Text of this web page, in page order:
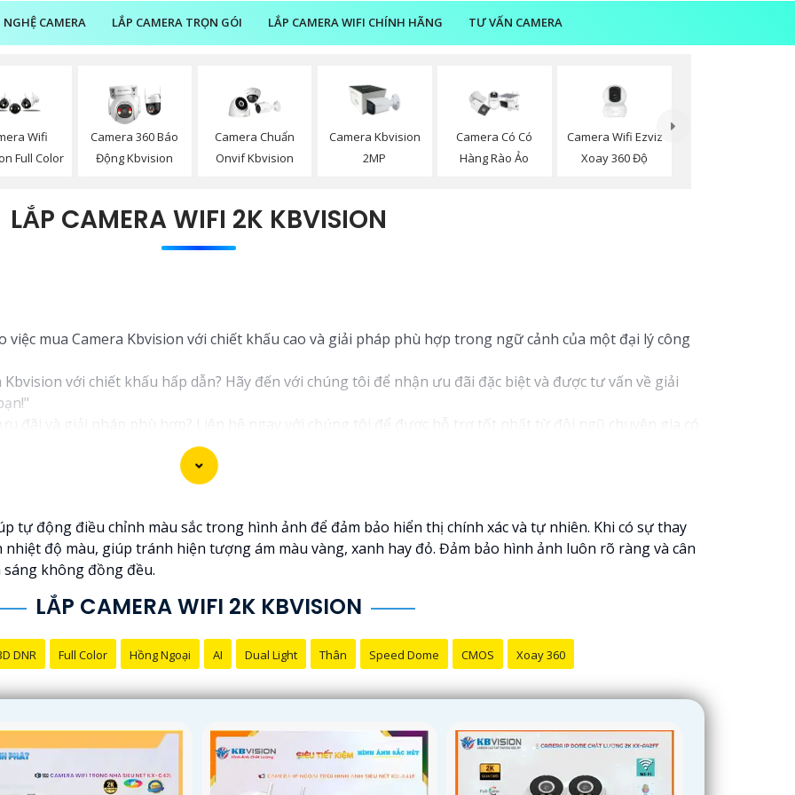
NGHỆ CAMERA LẮP CAMERA TRỌN GÓI LẮP CAMERA WIFI CHÍNH HÃNG TƯ VẤN CAMERA
Wifi
Full Color
Camera 360 Báo
Động Kbvision
Camera Chuẩn
Onvif Kbvision
Camera Kbvision
2MP
Camera Có Có
Hàng Rào Ảo
Camera Wifi Ezviz
Xoay 360 Độ
LẮP CAMERA WIFI 2K KBVISION
việc mua Camera Kbvision với chiết khấu cao và giải pháp phù hợp trong ngữ cảnh của một đại lý công
với chiết khấu hấp dẫn? Hãy đến với chúng tôi để nhận ưu đãi đặc biệt và được tư vấn về giải
đãi và giải pháp phù hợp? Liên hệ ngay với chúng tôi để được hỗ trợ tốt nhất từ đội ngũ chuyên gia có
chính hãng với chiết khấu cao nhất trên thị trường. Hãy đến với chúng tôi để trải nghiệm dịch vụ tốt
giải pháp an ninh cần thiết!"
bạn tốt hơn!
tự động điều chỉnh màu sắc trong hình ảnh để đảm bảo hiển thị chính xác và tự nhiên. Khi có sự thay
độ màu, giúp tránh hiện tượng ám màu vàng, xanh hay đỏ. Đảm bảo hình ảnh luôn rõ ràng và cân
không đồng đều.
LẮP CAMERA WIFI 2K KBVISION
DNR Full Color Hồng Ngoại AI Dual Light Thân Speed Dome CMOS Xoay 360